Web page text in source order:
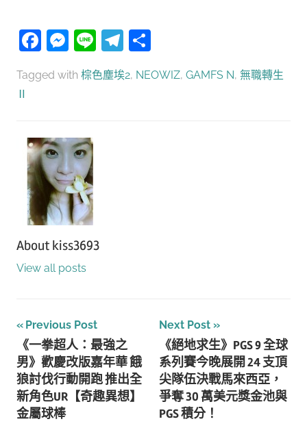
Facebook
Messenger
LineTelegram
Tagged with 棕色塵埃2, NEOWIZ, GAMFS N, 無職轉生
About kiss3693
View all posts
文
章
導
覽
Previous Post
《一拳超人：最強之
男》歡慶改版嘉年華 餓
狼討伐行動開跑 推出全
新角色UR【奇趣異想】
金屬球棒
Next Post
《絕地求生》PGS 9 全球
系列賽今晚展開 24 支頂
尖隊伍決戰馬來西亞，
爭奪 30 萬美元獎金池與
PGS 積分！